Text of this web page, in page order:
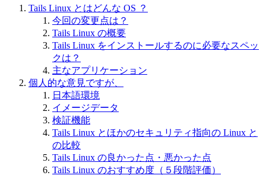
Tails Linux とはどんな OS ？
今回の変更点は？
Tails Linux の概要
Tails Linux をインストールするのに必要なスペッ
クは？
主なアプリケーション
個人的な意見ですが、
日本語環境
イメージデータ
検証機能
Tails Linux とほかのセキュリティ指向の Linux と
の比較
Tails Linux の良かった点・悪かった点
Tails Linux のおすすめ度（５段階評価）